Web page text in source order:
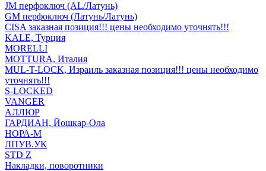
JМ перфоключ (АL/Латунь)
GM перфоключ (Латунь/Латунь)
CISA заказная позиция!!! цены необходимо уточнять!!!
KALE, Турция
MORELLI
MOTTURA, Италия
MUL-T-LOCK, Израиль заказная позиция!!! цены необходимо
уточнять!!!
S-LOCKED
VANGER
АЛЛЮР
ГАРДИАН, Йошкар-Ола
НОРА-М
ЛПУВ.УК
STD Z
Накладки, поворотники